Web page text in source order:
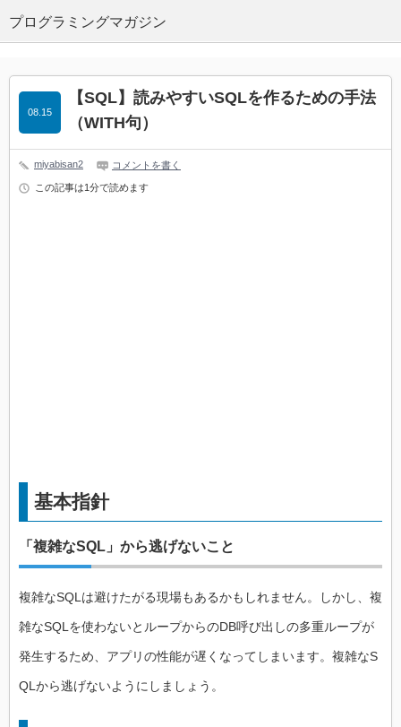
プログラミングマガジン
【SQL】読みやすいSQLを作るための手法
（WITH句）
08.15
miyabisan2 コメントを書く
この記事は1分で読めます
基本指針
「複雑なSQL」から逃げないこと
複雑なSQLは避けたがる現場もあるかもしれません。しかし、複
雑なSQLを使わないとループからのDB呼び出しの多重ループが
発生するため、アプリの性能が遅くなってしまいます。複雑なS
QLから逃げないようにしましょう。